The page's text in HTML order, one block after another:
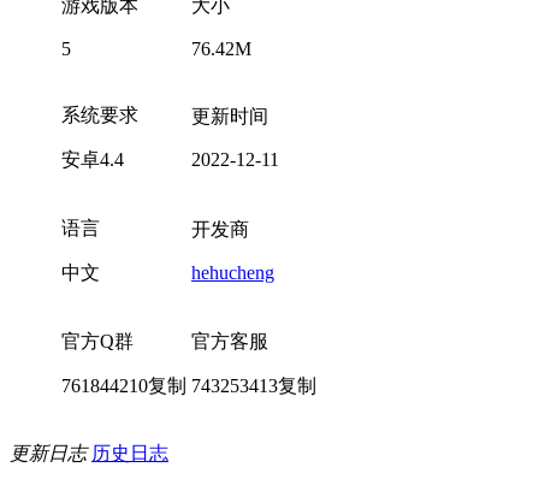
游戏版本
5
大小
76.42M
系统要求
安卓4.4
更新时间
2022-12-11
语言
中文
开发商
hehucheng
官方Q群
761844210复制
官方客服
743253413复制
更新日志 历史日志